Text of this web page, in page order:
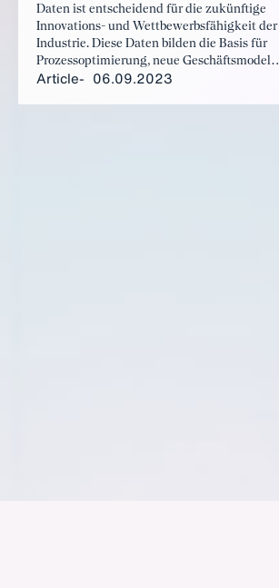
Daten ist entscheidend für die zukünftige
Innovations- und Wettbewerbsfähigkeit der
Industrie. Diese Daten bilden die Basis für
Prozessoptimierung, neue Geschäftsmodelle
und die künftigen Schlüsselinnovationen.
Article 06.09.2023